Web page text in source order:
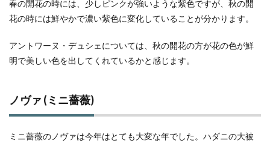
春の開花の時には、少しピンクが強いような紫色ですが、秋の開
花の時には鮮やかで濃い紫色に変化していることが分かります。
アントワーヌ・デュシェについては、秋の開花の方が花の色が鮮
明で美しい色を出してくれているかと感じます。
ノヴァ (ミニ薔薇)
ミニ薔薇のノヴァは今年はとても大変な年でした。ハダニの大被